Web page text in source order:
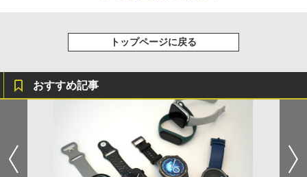
トップページに戻る
おすすめ記事